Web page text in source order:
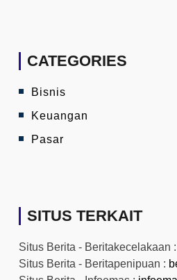
CATEGORIES
Bisnis
Keuangan
Pasar
SITUS TERKAIT
Situs Berita - Beritakecelakaan :
Situs Berita - Beritapenipuan :